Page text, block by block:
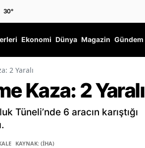
30°
Ekonomi Dünya Magazin Gündem
2 Yaralı
Kaza: 2 Yaralı
Tüneli’nde 6 aracın karıştığı
KAYNAK: (İHA)